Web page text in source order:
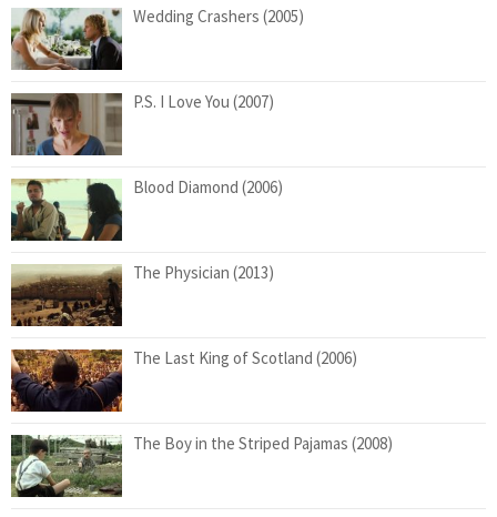
Wedding Crashers (2005)
P.S. I Love You (2007)
Blood Diamond (2006)
The Physician (2013)
The Last King of Scotland (2006)
The Boy in the Striped Pajamas (2008)